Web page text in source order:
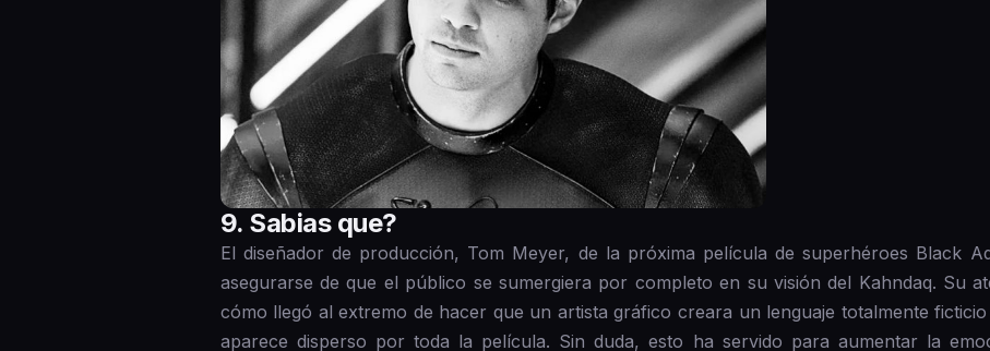
9 . Sabias que?
El diseñador de producción, Tom Meyer, de la próxima película de superhéroes Black
asegurarse de que el público se sumergiera por completo en su visión del Kahndaq. Su
cómo llegó al extremo de hacer que un artista gráfico creara un lenguaje totalmente
aparece disperso por toda la película. Sin duda, esto ha servido para aumentar la